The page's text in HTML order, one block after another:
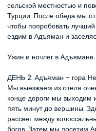
сельской местностью и
Турции. После обеда мы
чтобы попробовать
ездим в Адъяман и
Ужин и ночлег в Адъямане.
ДЕНЬ 2: Адъяман - гора
Мы выезжаем из отеля
конце дороги мы выходим
пять минут до вершины.
рассвет между
богов. Затем мы посетим